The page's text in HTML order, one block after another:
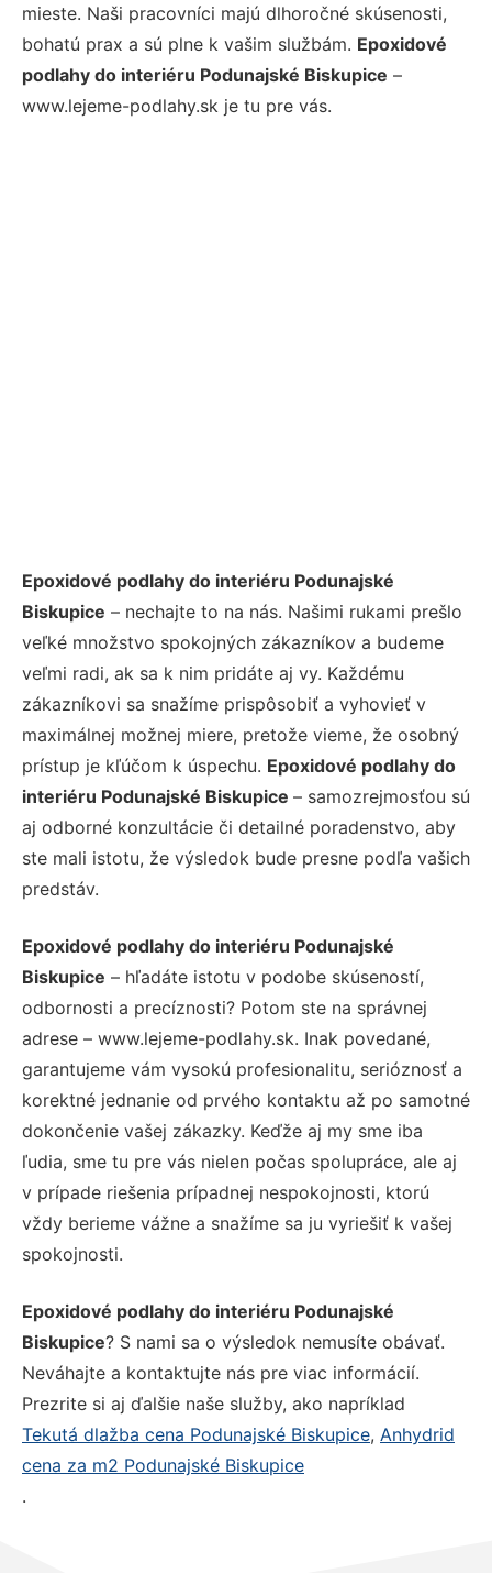
mieste. Naši pracovníci majú dlhoročné skúsenosti,
bohatú prax a sú plne k vašim službám. Epoxidové
podlahy do interiéru Podunajské Biskupice –
www.lejeme-podlahy.sk je tu pre vás.
Epoxidové podlahy do interiéru Podunajské
Biskupice – nechajte to na nás. Našimi rukami prešlo
veľké množstvo spokojných zákazníkov a budeme
veľmi radi, ak sa k nim pridáte aj vy. Každému
zákazníkovi sa snažíme prispôsobiť a vyhovieť v
maximálnej možnej miere, pretože vieme, že osobný
prístup je kľúčom k úspechu. Epoxidové podlahy do
interiéru Podunajské Biskupice – samozrejmosťou sú
aj odborné konzultácie či detailné poradenstvo, aby
ste mali istotu, že výsledok bude presne podľa vašich
predstáv.
Epoxidové podlahy do interiéru Podunajské
Biskupice – hľadáte istotu v podobe skúseností,
odbornosti a precíznosti? Potom ste na správnej
adrese – www.lejeme-podlahy.sk. Inak povedané,
garantujeme vám vysokú profesionalitu, serióznosť a
korektné jednanie od prvého kontaktu až po samotné
dokončenie vašej zákazky. Keďže aj my sme iba
ľudia, sme tu pre vás nielen počas spolupráce, ale aj
v prípade riešenia prípadnej nespokojnosti, ktorú
vždy berieme vážne a snažíme sa ju vyriešiť k vašej
spokojnosti.
Epoxidové podlahy do interiéru Podunajské
Biskupice? S nami sa o výsledok nemusíte obávať.
Neváhajte a kontaktujte nás pre viac informácií.
Prezrite si aj ďalšie naše služby, ako napríklad
Tekutá dlažba cena Podunajské Biskupice, Anhydrid
cena za m2 Podunajské Biskupice
.